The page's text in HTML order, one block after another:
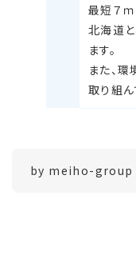
最短７
北海道
ます。
また、
取り組ん
by meiho-group